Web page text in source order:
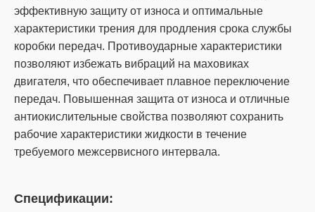
эффективную защиту от износа и оптимальные
характеристики трения для продления срока службы
коробки передач. Противоударные характеристики
позволяют избежать вибраций на маховиках
двигателя, что обеспечивает плавное переключение
передач. Повышенная защита от износа и отличные
антиокислительные свойства позволяют сохранить
рабочие характеристики жидкости в течение
требуемого межсервисного интервала.
Спецификации: